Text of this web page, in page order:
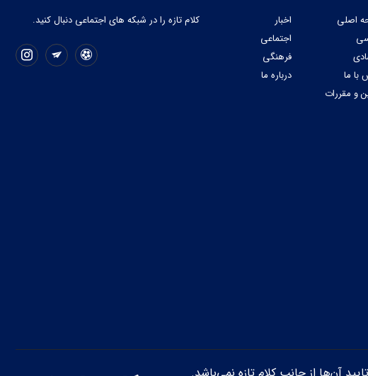
کلام تازه را در شبکه ‌های اجتماعی دنبال کنید. اصلی
اخبار
اجتماعی
فرهنگی
با ما
درباره ما
و مقررات